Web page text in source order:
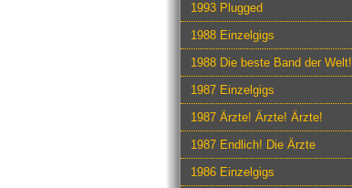
1993 Plugged
1988 Einzelgigs
1988 Die beste Band der Welt!
1987 Einzelgigs
1987 Ärzte! Ärzte! Ärzte!
1987 Endlich! Die Ärzte
1986 Einzelgigs